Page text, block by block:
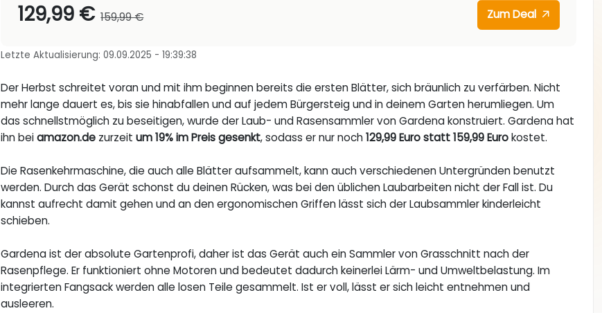
129,99 € 159,99 € Zum Deal
Letzte Aktualisierung: 09.09.2025 - 19:39:38
Der Herbst schreitet voran und mit ihm beginnen bereits die ersten Blätter, sich bräunlich zu verfärben. Nicht
mehr lange dauert es, bis sie hinabfallen und auf jedem Bürgersteig und in deinem Garten herumliegen. Um
das schnellstmöglich zu beseitigen, wurde der Laub- und Rasensammler von Gardena konstruiert. Gardena hat
ihn beiamazon.de zurzeitum 19% im Preis gesenkt, sodass er nur noch129,99 Euro statt 159,99 Eurokostet.
Die Rasenkehrmaschine, die auch alle Blätter aufsammelt, kann auch verschiedenen Untergründen benutzt
werden. Durch das Gerät schonst du deinen Rücken, was bei den üblichen Laubarbeiten nicht der Fall ist. Du
kannst aufrecht damit gehen und an den ergonomischen Griffen lässt sich der Laubsammler kinderleicht
schieben.
Gardena ist der absolute Gartenprofi, daher ist das Gerät auch ein Sammler von Grasschnitt nach der
Rasenpflege. Er funktioniert ohne Motoren und bedeutet dadurch keinerlei Lärm- und Umweltbelastung. Im
integrierten Fangsack werden alle losen Teile gesammelt. Ist er voll, lässt er sich leicht entnehmen und
ausleeren.